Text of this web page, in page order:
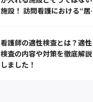
施設！ 訪問看護における“居
看護師の適性検査とは？適性
検査の内容や対策を徹底解説
しました！